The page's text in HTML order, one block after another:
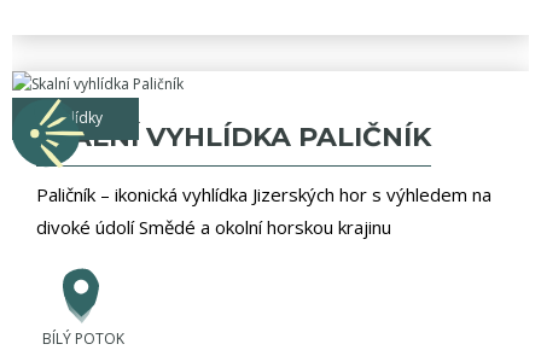
vyhlídky
SKALNÍ VYHLÍDKA PALIČNÍK
Paličník – ikonická vyhlídka Jizerských hor s výhledem na
divoké údolí Smědé a okolní horskou krajinu
BÍLÝ POTOK